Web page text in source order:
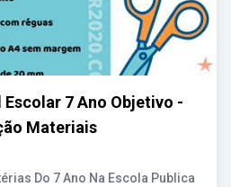
7 Ano Objetivo -
Materiais
Do 7 Ano Na Escola Publica